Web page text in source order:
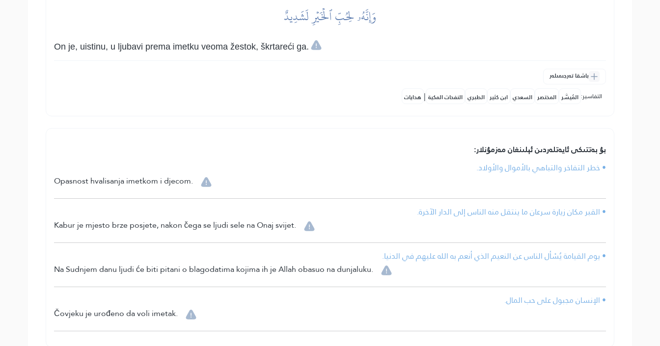
وَإِنَّهُۥ لِحُبِّ ٱلۡخَيۡرِ لَشَدِيدٌ
On je, uistinu, u ljubavi prema imetku veoma žestok, škrtareći ga.
باشقا تەرجىمىلەر
التفاسير: المُيسَّر المختصر السعدي ابن كثير الطبري النفحات المكية | هدايات
بۇ بەتتىكى ئايەتلەردىن ئېلىنغان مەزمۇنلار:
• خطر التفاخر والتباهي بالأموال والأولاد.
Opasnost hvalisanja imetkom i djecom.
• القبر مكان زيارة سرعان ما ينتقل منه الناس إلى الدار الآخرة.
Kabur je mjesto brze posjete, nakon čega se ljudi sele na Onaj svijet.
• يوم القيامة يُسْأل الناس عن النعيم الذي أنعم به الله عليهم في الدنيا.
Na Sudnjem danu ljudi će biti pitani o blagodatima kojima ih je Allah obasuo na dunjaluku.
• الإنسان مجبول على حب المال.
Čovjeku je urođeno da voli imetak.